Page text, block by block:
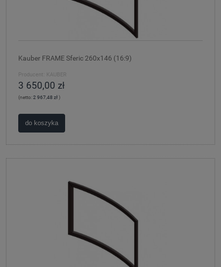
Kauber FRAME Sferic 260x146 (16:9)
Producent: KAUBER
3 650,00 zł
(netto:2 967,48 zł)
do koszyka